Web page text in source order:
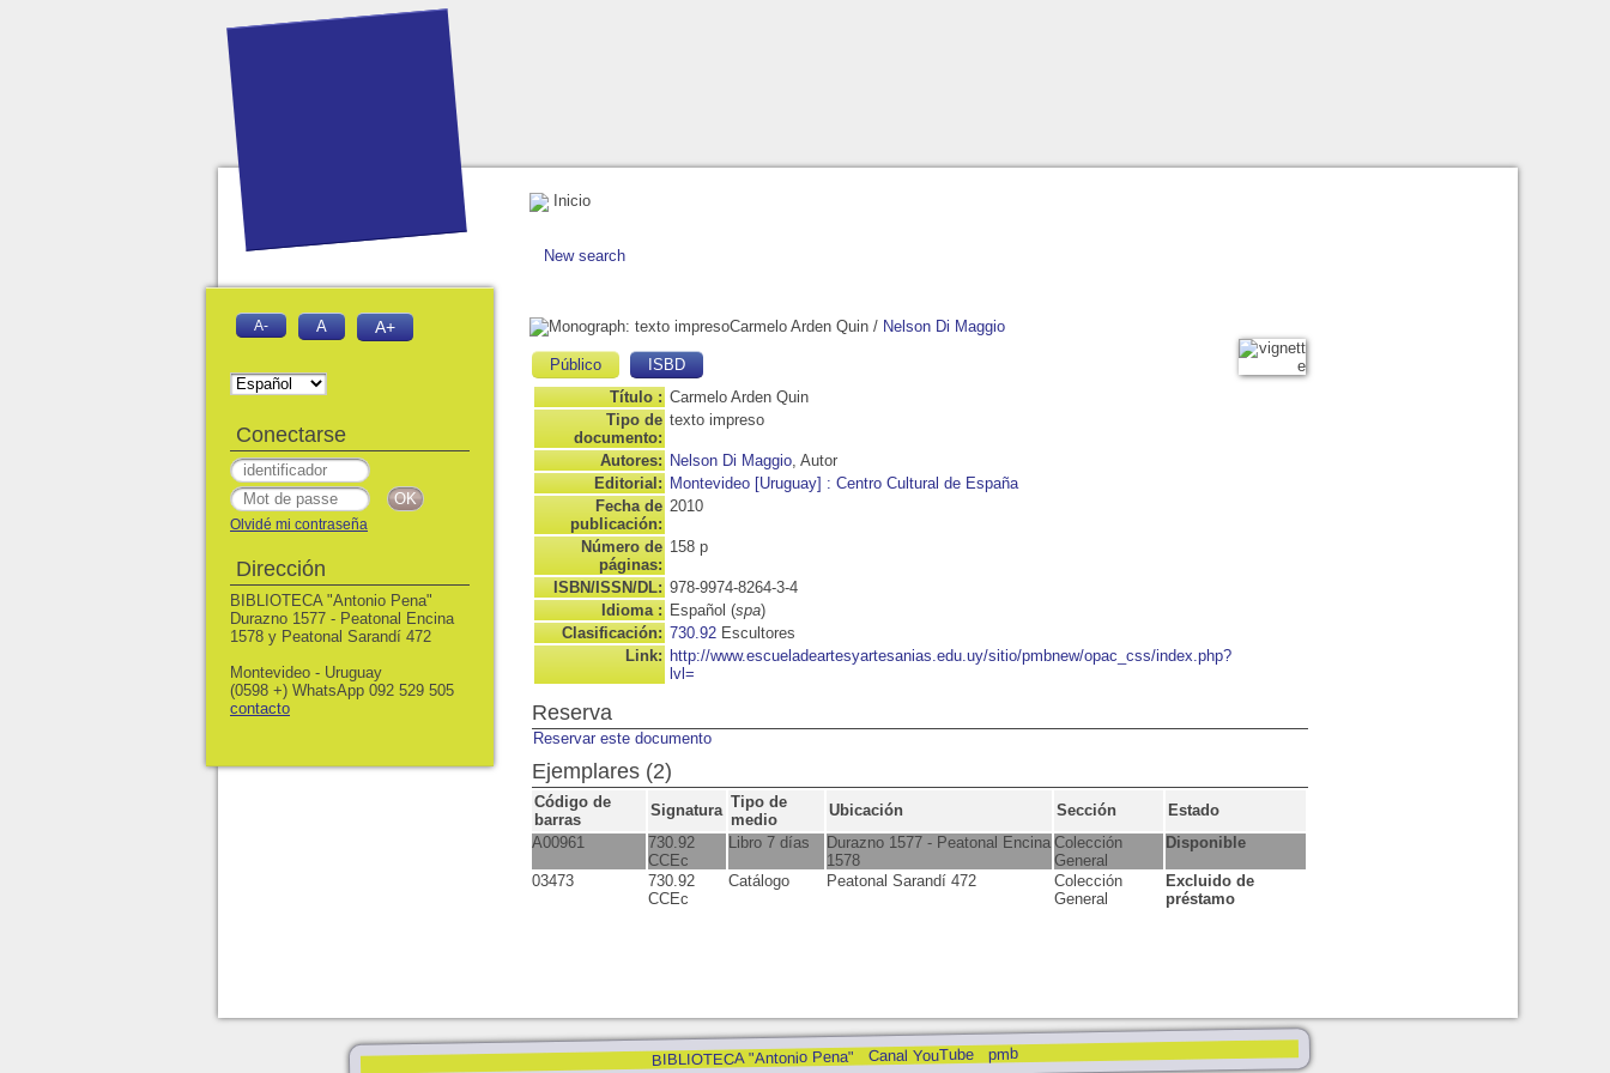
Inicio
New search
Carmelo Arden Quin / Nelson Di Maggio
Público
ISBD
Título : Carmelo Arden Quin
Tipo de
documento:
texto impreso
Autores: Nelson Di Maggio , Autor
Editorial: Montevideo [Uruguay] : Centro Cultural de España
Fecha de
publicación:
2010
Número de
páginas:
158 p
ISBN/ISSN/DL: 978-9974-8264-3-4
Idioma : Español (spa)
Clasificación: 730.92 Escultores
Link: http://www.escueladeartesyartesanias.edu.uy/sitio/pmbnew/opac_css/index.php?
lvl=
Reserva
Reservar este documento
Ejemplares (2)
Código de
barras
Signatura Tipo de
medio
Ubicación Sección
Estado
A00961
730.92
CCEc
Libro 7 días
Durazno 1577 - Peatonal Encina
1578
Colección
General
Disponible
03473
730.92
CCEc
Catálogo Peatonal Sarandí 472
Colección
General
Excluido de
préstamo
BIBLIOTECA "Antonio Pena" Canal YouTube pmb
A- A A+
Conectarse
Olvidé mi contraseña
Dirección
BIBLIOTECA "Antonio Pena"
Durazno 1577 - Peatonal Encina
1578 y Peatonal Sarandí 472
Montevideo - Uruguay
(0598 +) WhatsApp 092 529 505
contacto